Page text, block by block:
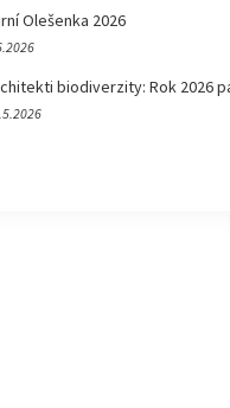
Olešenka 2026
biodiverzity: Rok 2026